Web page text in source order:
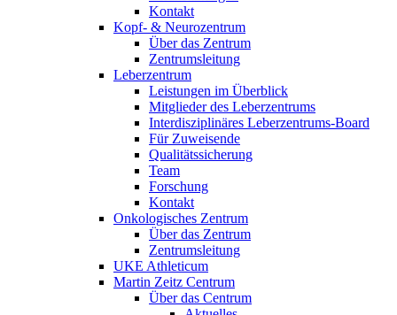
Kontakt
Kopf- & Neurozentrum
Über das Zentrum
Zentrumsleitung
Leberzentrum
Leistungen im Überblick
Mitglieder des Leberzentrums
Interdisziplinäres Leberzentrums-Board
Für Zuweisende
Qualitätssicherung
Team
Forschung
Kontakt
Onkologisches Zentrum
Über das Zentrum
Zentrumsleitung
UKE Athleticum
Martin Zeitz Centrum
Über das Centrum